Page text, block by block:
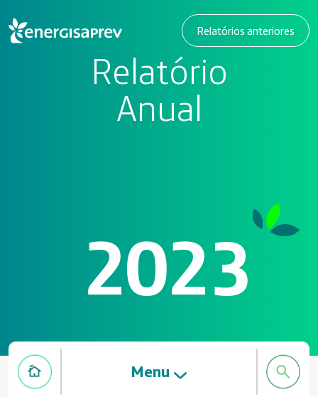
Relatórios anteriores
Relatório
Anual
2023
Menu